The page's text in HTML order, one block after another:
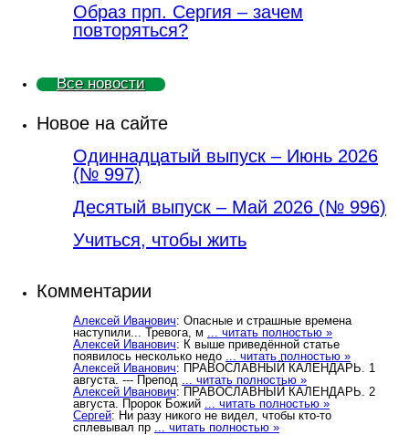
Образ прп. Сергия – зачем
повторяться?
Все новости
Новое на сайте
Одиннадцатый выпуск – Июнь 2026
(№ 997)
Деcятый выпуск – Май 2026 (№ 996)
Учиться, чтобы жить
Комментарии
Алексей Иванович: Опасные и страшные времена
наступили... Тревога, м
... читать полностью »
Алексей Иванович: К выше приведённой статье
появилось несколько недо
... читать полностью »
Алексей Иванович: ПРАВОСЛАВНЫЙ КАЛЕНДАРЬ. 1
августа. --- Препод
... читать полностью »
Алексей Иванович: ПРАВОСЛАВНЫЙ КАЛЕНДАРЬ. 2
августа. Пророк Божий
... читать полностью »
Сергей: Ни разу никого не видел, чтобы кто-то
сплевывал пр ... читать полностью »